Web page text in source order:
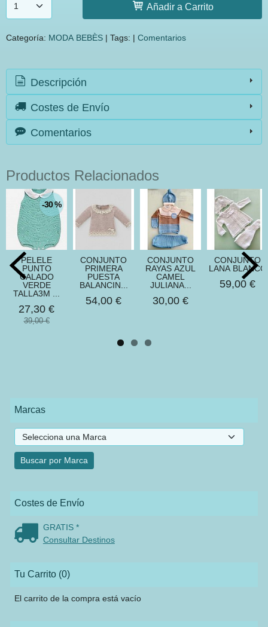
Marcas
Costes de Envío
GRATIS *
Consultar Destinos
Tu Carrito (0)
El carrito de la compra está vacío
Añadir a Carrito
Categoría: MODA BEBÈS | Tags: | Comentarios
Descripción
Costes de Envío
Comentarios
Productos Relacionados
-30 %
PELELE
PUNTO
CALADO
VERDE
TALLA3M ...
27,30 €
39,00 €
CONJUNTO
PRIMERA
PUESTA
BALANCIN...
54,00 €
CONJUNTO
RAYAS AZUL
CAMEL
JULIANA...
30,00 €
CONJUNTO
LANA BLANCO
59,00 €